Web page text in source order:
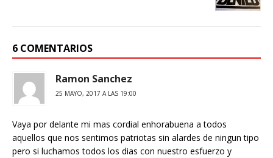
6 COMENTARIOS
Ramon Sanchez
25 MAYO, 2017 A LAS 19:00
Vaya por delante mi mas cordial enhorabuena a todos
aquellos que nos sentimos patriotas sin alardes de ningun tipo
pero si luchamos todos los dias con nuestro esfuerzo y